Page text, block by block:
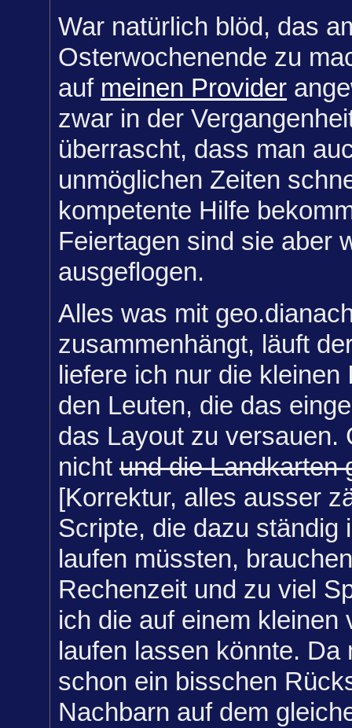
War natürlich blöd, das
Osterwochenende zu
auf meinen Provider
zwar in der
überrascht, dass man
unmöglichen Zeiten
kompetente Hilfe
Feiertagen sind sie aber
ausgeflogen.
Alles was mit
zusammenhängt, läuft
liefere ich nur die kleinen
den Leuten, die das
das Layout zu versauen.
nicht und die Landkarten
[Korrektur, alles ausser
Scripte, die dazu ständig
laufen müssten,
Rechenzeit und zu viel
ich die auf einem kleinen
laufen lassen könnte. Da
schon ein bisschen
Nachbarn auf dem